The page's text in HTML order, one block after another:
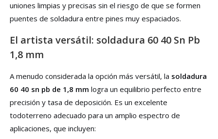
uniones limpias y precisas sin el riesgo de que se formen
puentes de soldadura entre pines muy espaciados.
El artista versátil: soldadura 60 40 Sn Pb
1,8 mm
A menudo considerada la opción más versátil, la soldadura
60 40 sn pb de 1,8 mm logra un equilibrio perfecto entre
precisión y tasa de deposición. Es un excelente
todoterreno adecuado para un amplio espectro de
aplicaciones, que incluyen: